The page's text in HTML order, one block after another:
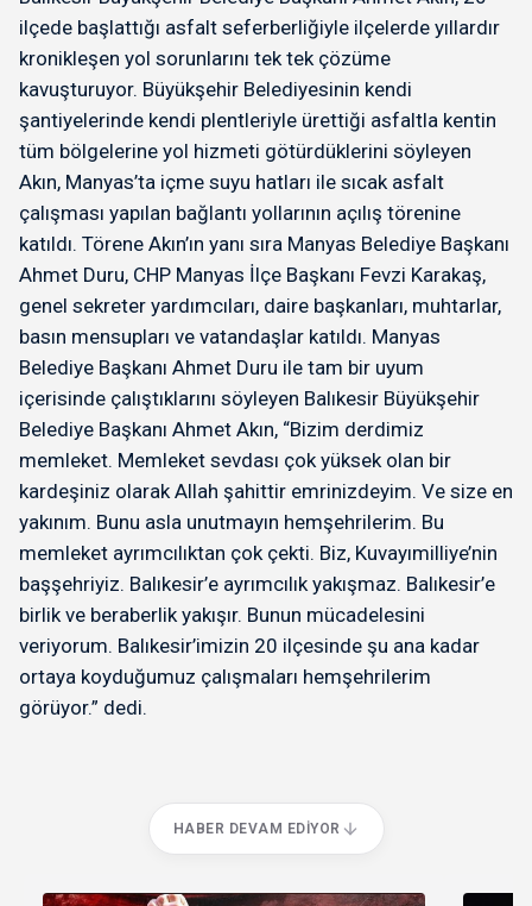
ilçede başlattığı asfalt seferberliğiyle ilçelerde yıllardır
kronikleşen yol sorunlarını tek tek çözüme
kavuşturuyor. Büyükşehir Belediyesinin kendi
şantiyelerinde kendi plentleriyle ürettiği asfaltla kentin
tüm bölgelerine yol hizmeti götürdüklerini söyleyen
Akın, Manyas’ta içme suyu hatları ile sıcak asfalt
çalışması yapılan bağlantı yollarının açılış törenine
katıldı. Törene Akın’ın yanı sıra Manyas Belediye Başkanı
Ahmet Duru, CHP Manyas İlçe Başkanı Fevzi Karakaş,
genel sekreter yardımcıları, daire başkanları, muhtarlar,
basın mensupları ve vatandaşlar katıldı. Manyas
Belediye Başkanı Ahmet Duru ile tam bir uyum
içerisinde çalıştıklarını söyleyen Balıkesir Büyükşehir
Belediye Başkanı Ahmet Akın, “Bizim derdimiz
memleket. Memleket sevdası çok yüksek olan bir
kardeşiniz olarak Allah şahittir emrinizdeyim. Ve size en
yakınım. Bunu asla unutmayın hemşehrilerim. Bu
memleket ayrımcılıktan çok çekti. Biz, Kuvayımilliye’nin
başşehriyiz. Balıkesir’e ayrımcılık yakışmaz. Balıkesir’e
birlik ve beraberlik yakışır. Bunun mücadelesini
veriyorum. Balıkesir’imizin 20 ilçesinde şu ana kadar
ortaya koyduğumuz çalışmaları hemşehrilerim
görüyor.” dedi.
HABER DEVAM EDIYOR